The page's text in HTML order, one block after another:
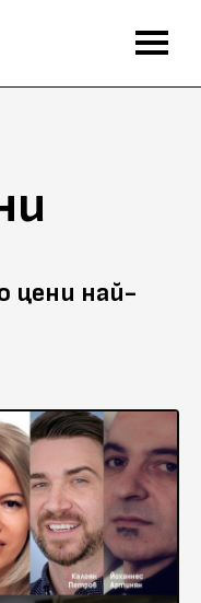
цени най-